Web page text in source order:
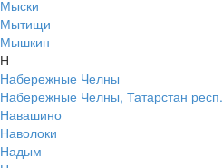
Мыски
Мытищи
Мышкин
Н
Набережные Челны
Набережные Челны, Татарстан респ.
Навашино
Наволоки
Надым